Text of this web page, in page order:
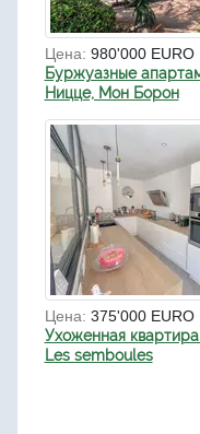
Цена: 980'000 EURO
Буржуазные
Ницце, Мон Борон
Цена: 375'000 EURO
Ухоженная
Les semboules